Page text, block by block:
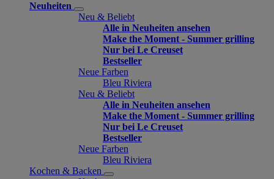
Neuheiten
Neu & Beliebt
Alle in Neuheiten ansehen
Make the Moment - Summer grilling
Nur bei Le Creuset
Bestseller
Neue Farben
Bleu Riviera
Neu & Beliebt
Alle in Neuheiten ansehen
Make the Moment - Summer grilling
Nur bei Le Creuset
Bestseller
Neue Farben
Bleu Riviera
Kochen & Backen